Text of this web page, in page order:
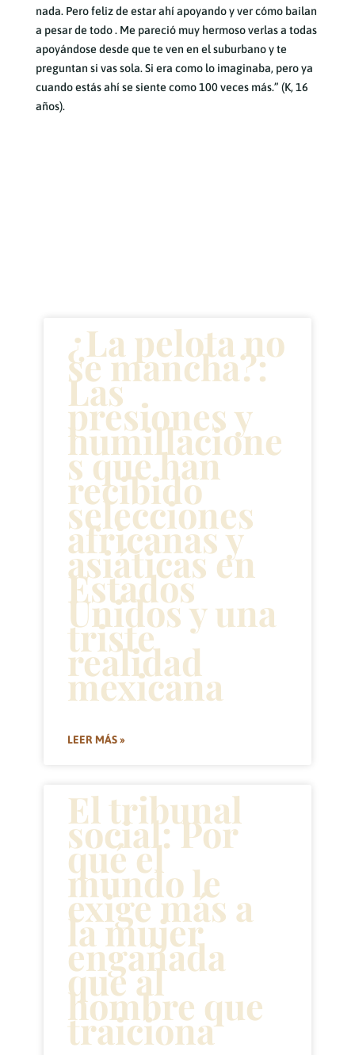
nada. Pero feliz de estar ahí apoyando y ver cómo bailan
a pesar de todo . Me pareció muy hermoso verlas a todas
apoyándose desde que te ven en el suburbano y te
preguntan si vas sola. Si era como lo imaginaba, pero ya
cuando estás ahí se siente como 100 veces más.” (K, 16
años).
¿La pelota no
se mancha?:
Las
presiones y
humillacione
s que han
recibido
selecciones
africanas y
asiáticas en
Estados
Unidos y una
triste
realidad
mexicana
LEER MÁS »
El tribunal
social: Por
qué el
mundo le
exige más a
la mujer
engañada
que al
hombre que
traiciona